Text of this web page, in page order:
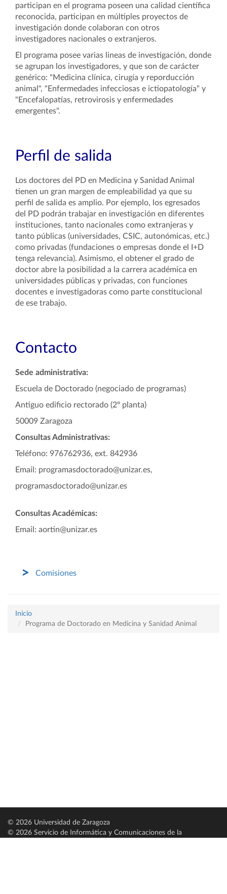
participan en el programa poseen una calidad científica
reconocida, participan en múltiples proyectos de
investigación donde colaboran con otros
investigadores nacionales o extranjeros.
El programa posee varias lineas de investigación, donde
se agrupan los investigadores, y que son de carácter
genérico: "Medicina clínica, cirugía y reporducción
animal", "Enfermedades infecciosas e ictiopatología" y
"Encefalopatías, retrovirosis y enfermedades
emergentes".
Perfil de salida
Los doctores del PD en Medicina y Sanidad Animal
tienen un gran margen de empleabilidad ya que su
perfil de salida es amplio. Por ejemplo, los egresados
del PD podrán trabajar en investigación en diferentes
instituciones, tanto nacionales como extranjeras y
tanto públicas (universidades, CSIC, autonómicas, etc.)
como privadas (fundaciones o empresas donde el I+D
tenga relevancia). Asimismo, el obtener el grado de
doctor abre la posibilidad a la carrera académica en
universidades públicas y privadas, con funciones
docentes e investigadoras como parte constitucional
de ese trabajo.
Contacto
Sede administrativa:
Escuela de Doctorado (negociado de programas)
Antiguo edificio rectorado (2º planta)
50009 Zaragoza
Consultas Administrativas:
Teléfono: 976762936, ext. 842936
Email: programasdoctorado@unizar.es,
programasdoctorado@unizar.es
Consultas Académicas:
Email: aortin@unizar.es
Comisiones
Inicio
Programa de Doctorado en Medicina y Sanidad Animal
© 2026 Universidad de Zaragoza
© 2026 Servicio de Informática y Comunicaciones de la